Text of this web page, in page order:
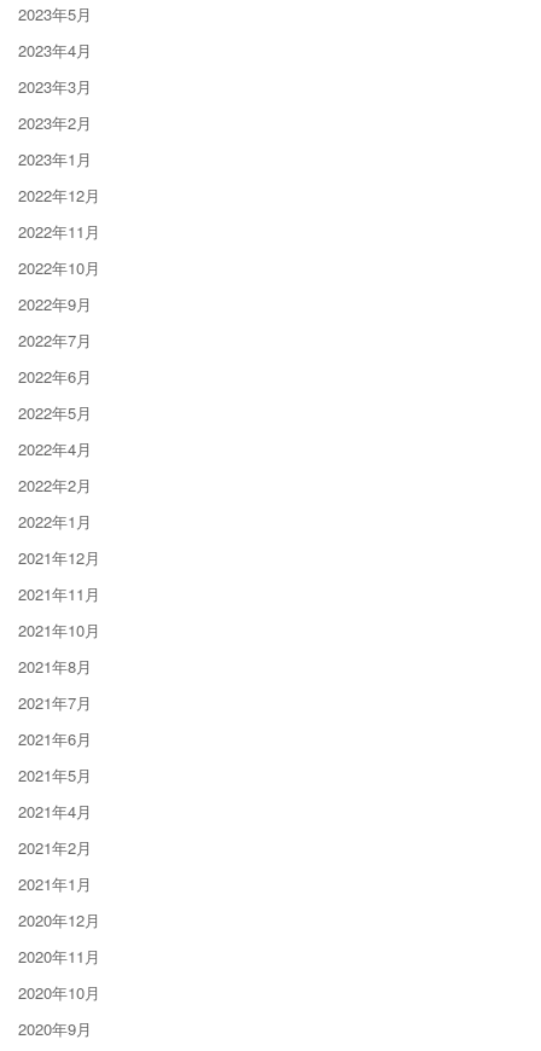
2023年5月
2023年4月
2023年3月
2023年2月
2023年1月
2022年12月
2022年11月
2022年10月
2022年9月
2022年7月
2022年6月
2022年5月
2022年4月
2022年2月
2022年1月
2021年12月
2021年11月
2021年10月
2021年8月
2021年7月
2021年6月
2021年5月
2021年4月
2021年2月
2021年1月
2020年12月
2020年11月
2020年10月
2020年9月